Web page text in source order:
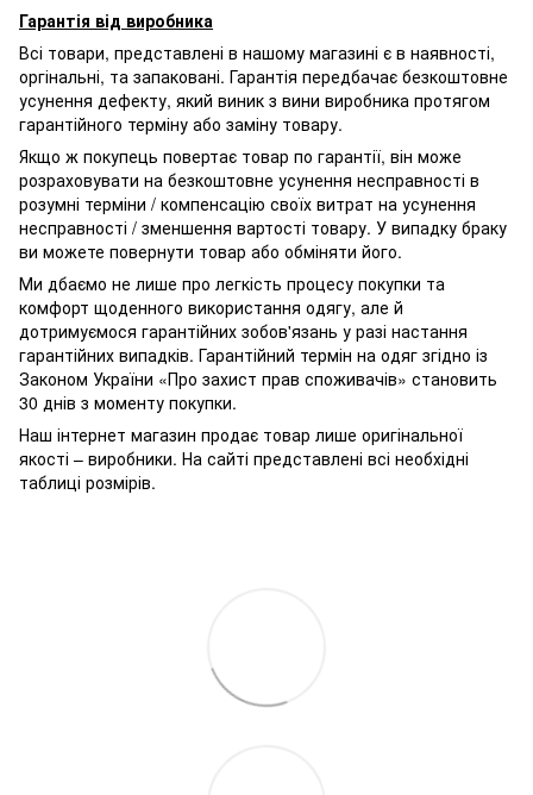
Гарантія від виробника
Всі товари, представлені в нашому магазині є в наявності,
оргінальні, та запаковані. Гарантія передбачає безкоштовне
усунення дефекту, який виник з вини виробника протягом
гарантійного терміну або заміну товару.
Якщо ж покупець повертає товар по гарантії, він може
розраховувати на безкоштовне усунення несправності в
розумні терміни / компенсацію своїх витрат на усунення
несправності / зменшення вартості товару. У випадку браку
ви можете повернути товар або обміняти його.
Ми дбаємо не лише про легкість процесу покупки та
комфорт щоденного використання одягу, але й
дотримуємося гарантійних зобов'язань у разі настання
гарантійних випадків. Гарантійний термін на одяг згідно із
Законом України «Про захист прав споживачів» становить
30 днів з моменту покупки.
Наш інтернет магазин продає товар лише оригінальної
якості – виробники. На сайті представлені всі необхідні
таблиці розмірів.